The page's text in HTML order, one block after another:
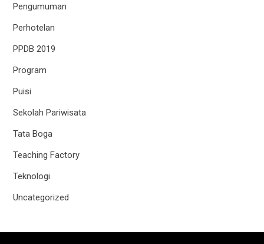
Pengumuman
Perhotelan
PPDB 2019
Program
Puisi
Sekolah Pariwisata
Tata Boga
Teaching Factory
Teknologi
Uncategorized